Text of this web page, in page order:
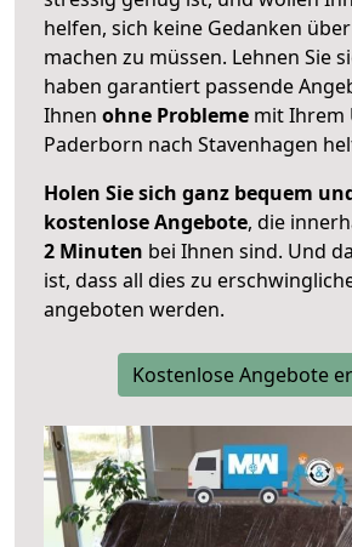
helfen, sich keine Gedanken
machen zu müssen. Lehnen Sie
haben garantiert passende
Ihnen ohne Probleme mit Ihrem
Paderborn nach Stavenhagen
Holen Sie sich ganz bequem
kostenlose Angebote, die
2 Minuten bei Ihnen sind. Und
ist, dass all dies zu
angeboten werden.
Kostenlose Angebote